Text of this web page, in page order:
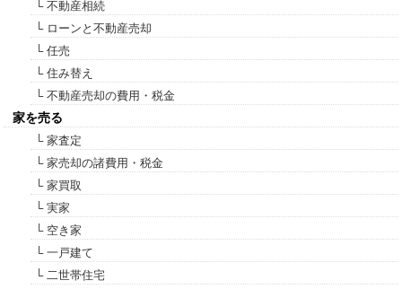
└ 不動産相続
└ ローンと不動産売却
└ 任売
└ 住み替え
└ 不動産売却の費用・税金
家を売る
└ 家査定
└ 家売却の諸費用・税金
└ 家買取
└ 実家
└ 空き家
└ 一戸建て
└ 二世帯住宅